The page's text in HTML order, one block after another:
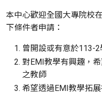
本中心歡迎全國大專院校
下條件者申請：
曾開設或有意於113-
對EMI教學有興趣，
之教師
希望透過EMI教學拓